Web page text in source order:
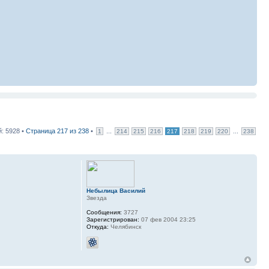
5928 • Страница 217 из 238 • 1 214 215 216 217 218 219 220 238
Небылица Василий
Звезда
Сообщения: 3727
Зарегистрирован: 07 фев 2004 23:25
Откуда: Челябинск